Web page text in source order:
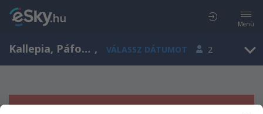
Menü
Kallepia, Páfosz Region, Ciprus , VÁLASSZ DÁTUMOT 2